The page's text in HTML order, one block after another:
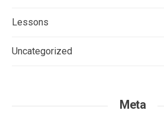
Lessons
Uncategorized
Meta